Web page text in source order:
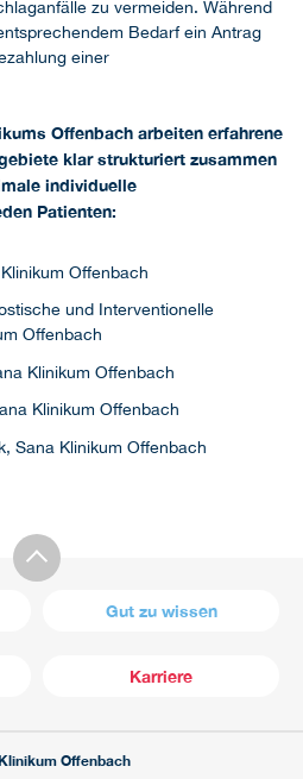
zu vermeiden. Während
Bedarf ein Antrag
einer
Offenbach arbeiten erfahrene
klar strukturiert zusammen
individuelle
Patienten:
Offenbach
und Interventionelle
Offenbach
Klinikum Offenbach
Klinikum Offenbach
Sana Klinikum Offenbach
Gut zu wissen
Karriere
Offenbach